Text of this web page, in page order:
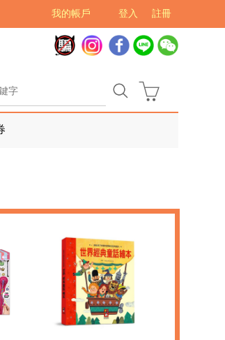
註冊
登入
我的帳戶